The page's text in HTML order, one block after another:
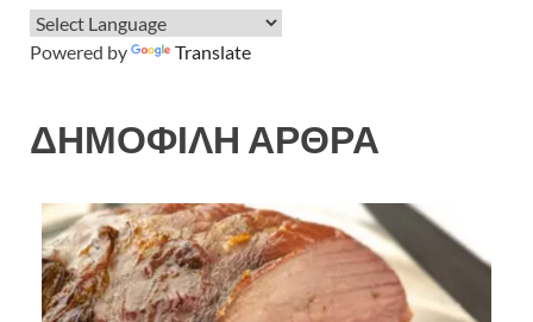
Powered by Translate
ΔΗΜΟΦΙΛΗ ΑΡΘΡΑ